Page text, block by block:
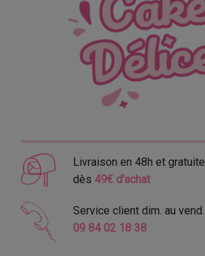
Livraison en 48h et gratuite
dès 49€ d'achat
Service client dim. au vend.
09 84 02 18 38